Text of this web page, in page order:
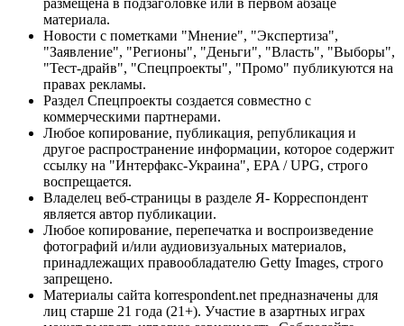
материала.
Новости с пометками "Мнение", "Экспертиза",
"Заявление", "Регионы", "Деньги", "Власть", "Выборы",
"Тест-драйв", "Спецпроекты", "Промо" публикуются на
правах рекламы.
Раздел Спецпроекты создается совместно с
коммерческими партнерами.
Любое копирование, публикация, републикация и
другое распространение информации, которое содержит
ссылку на "Интерфакс-Украина", EPA / UPG, строго
воспрещается.
Владелец веб-страницы в разделе Я- Корреспондент
является автор публикации.
Любое копирование, перепечатка и воспроизведение
фотографий и/или аудиовизуальных материалов,
принадлежащих правообладателю Getty Images, строго
запрещено.
Материалы сайта korrespondent.net предназначены для
лиц старше 21 года (21+). Участие в азартных играх